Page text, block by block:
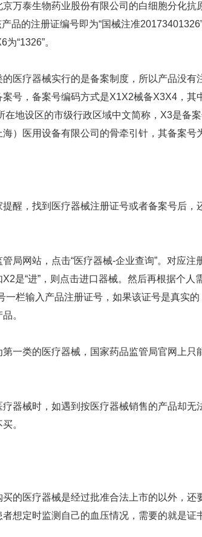
万泰生物药业股份有限公司的白细胞分化
品的注册证编号即为“国械注准
为“1326”。
疗器械实行的是备案制度，所以产品没有
案号，备案号编码方式是X1X2械备X3X4，
在地设区的市级行政区域中文简称，X3是备
）医用设备有限公司的骨牵引针，其备案号
，找到医疗器械注册证号或者备案号后，
网站，点击“医疗器械-企业查询”。对应注册
是“进”，则点击进口器械。然后再根据个人
一栏输入产品注册证号，如果该证号是真实
。
类的医疗器械，国家药品监管局官网上只
械时，如遇到按医疗器械销售的产品却无
。
医疗器械是经过批准合法上市的以外，还
想定时监测自己的血压情况，需要的就是